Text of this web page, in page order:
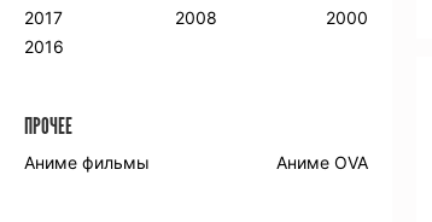
2017
2016
2008
2000
ПРОЧЕЕ
Аниме фильмы Аниме OVA